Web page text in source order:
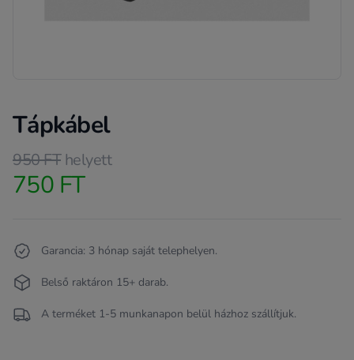
Tápkábel
Product information
950 FThelyett
750 FT
Garancia: 3 hónap saját telephelyen.
Belső raktáron 15+ darab.
A terméket 1-5 munkanapon belül házhoz szállítjuk.